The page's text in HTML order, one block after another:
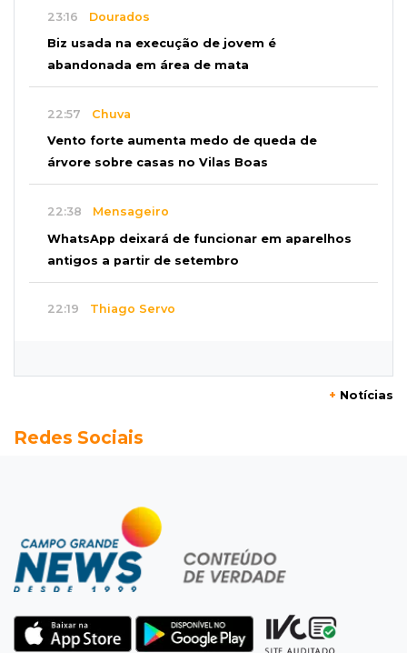
23:16 Dourados
Biz usada na execução de jovem é
abandonada em área de mata
22:57 Chuva
Vento forte aumenta medo de queda de
árvore sobre casas no Vilas Boas
22:38 Mensageiro
WhatsApp deixará de funcionar em aparelhos
antigos a partir de setembro
22:19 Thiago Servo
Semana vai começar com 909 novas
Flagrante
Motorista atinge carro parado, perde
retrovisor e foge no Jardim Antártica
“Sinto que ela está por perto”, diz mãe de
bebê desaparecida
+ Notícias
Redes Sociais